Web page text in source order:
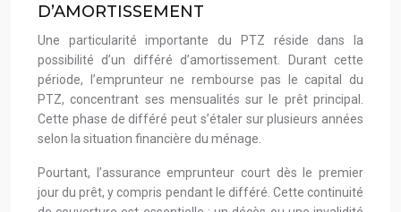
D’AMORTISSEMENT
Une particularité importante du PTZ réside dans la
possibilité d’un différé d’amortissement. Durant cette
période, l’emprunteur ne rembourse pas le capital du
PTZ, concentrant ses mensualités sur le prêt principal.
Cette phase de différé peut s’étaler sur plusieurs années
selon la situation financière du ménage.
Pourtant, l’assurance emprunteur court dès le premier
jour du prêt, y compris pendant le différé. Cette continuité